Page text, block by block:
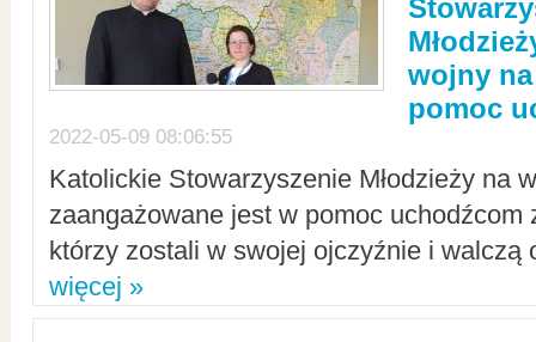
wojny
pomoc
2022-05-09 08:06:55
Katolickie Stowarzyszenie Młodzieży na
zaangażowane jest w pomoc uchodźcom
którzy zostali w swojej ojczyźnie i walczą
więcej »